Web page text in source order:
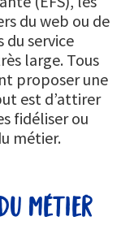
du web ou de
service
large. Tous
proposer une
est d’attirer
fidéliser ou
métier.
métier